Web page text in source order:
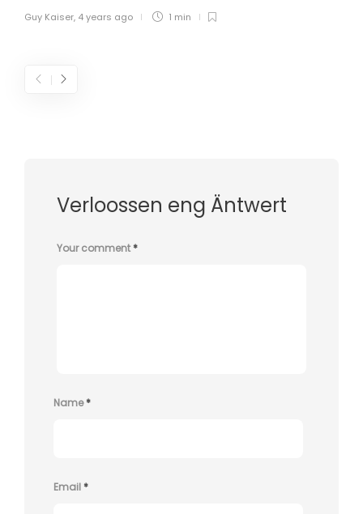
Guy Kaiser, 4 years ago 1 min
Verloossen eng Äntwert
Your comment*
Name*
Email*